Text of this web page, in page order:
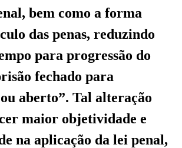
bem como a forma
das penas, reduzindo
para progressão do
fechado para
aberto”. Tal alteração
maior objetividade e
na aplicação da lei penal,